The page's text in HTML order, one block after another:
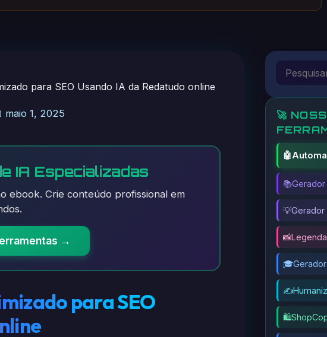
para SEO Usando IA da Redatudo online
maio 1, 2025
IA Especializadas
ebook. Crie conteúdo profissional em
→
para SEO
🚀
🤖
📚
💡Gerador
📸
🎓
✍️
🛍️